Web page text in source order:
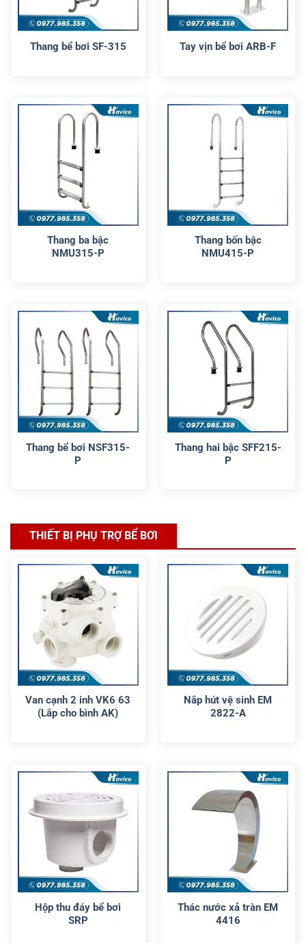
Thang bể bơi SF-315 Tay vịn bể bơi ARB-F
Thang ba bậc
NMU315-P
Thang bốn bậc
NMU415-P
Thang bể bơi NSF315-
P
Thang hai bậc SFF215-
P
THIẾT BỊ PHỤ TRỢ BỂ BƠI
Van cạnh 2 inh VK6 63
(Lắp cho bình AK)
Nắp hút vệ sinh EM
2822-A
Hộp thu đáy bể bơi
SRP
Thác nước xả tràn EM
4416